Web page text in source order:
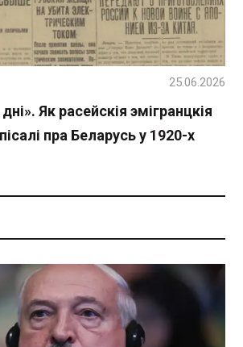
Як расейскія эмігранцкія
пра Беларусь у 1920-х
25.06.2026